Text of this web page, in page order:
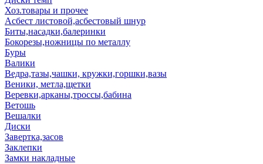
Хоз.товары и прочее
Асбест листовой,асбестовый шнур
Биты,насадки,балеринки
Бокорезы,ножницы по металлу
Буры
Валики
Ведра,тазы,чашки, кружки,горшки,вазы
Веники, метла,щетки
Веревки,арканы,троссы,бабина
Ветошь
Вешалки
Диски
Завертка,засов
Заклепки
Замки накладные